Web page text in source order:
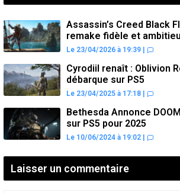
Assassin’s Creed Black
remake fidèle et
juillet sur PS5
Le 23/04/2026 à 19:39
Cyrodiil renaît : Oblivion
débarque sur PS5
Le 23/04/2025 à 17:18
Bethesda Annonce
sur PS5 pour 2025
Le 10/06/2024 à 19:02
Laisser un commentaire